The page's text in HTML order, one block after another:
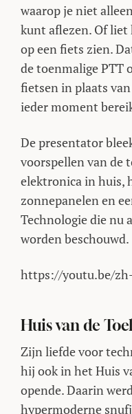
waarop je niet
kunt aflezen. Of liet
op een fiets zien.
de toenmalige PTT
fietsen in plaats
ieder moment
De presentator
voorspellen van de
elektronica in huis,
zonnepanelen en
Technologie die nu
worden beschouwd.
https://youtu.be/
Huis van de
Zijn liefde voor
hij ook in het Huis
opende. Daarin
hypermoderne